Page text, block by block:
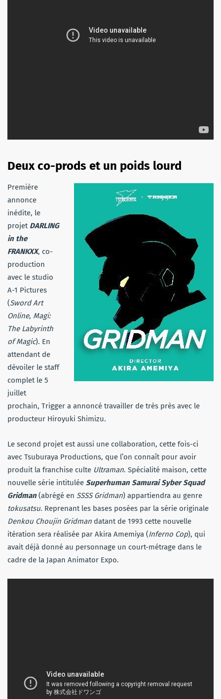
Deux co-prods et un poids lourd
Première
annonce
inédite, le
projet DARLING
in the
FRANKXX, co-
production
avec le studio
A-1 Pictures
(Sword Art
Online, Magi:
The Labyrinth
of Magic). En
attendant de
dévoiler le staff
complet le 5
juillet
prochain, Trigger a annoncé travailler de très près avec le
producteur Hiroyuki Shimizu.
Le second projet est aussi une collaboration, cette fois-ci
avec Tsuburaya Productions, que l’on connaît pour avoir
produit la franchise culte Ultraman. Spécialité maison, cette
nouvelle série intitulée Superhuman Samurai Syber Squad
Gridman(abrégé en SSSS Gridman) appartiendra au genre
tokusatsu. Reprenant les bases posées par la série originale
Denkou Choujin Gridman datant de 1993 cette nouvelle
itération sera réalisée par Akira Amemiya (Inferno Cop), qui
avait déjà donné au personnage un court-métrage dans le
cadre de la Japan Animator Expo.